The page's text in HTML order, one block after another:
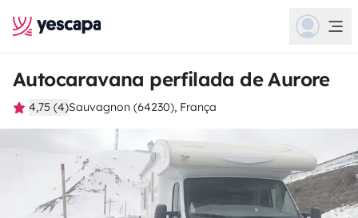
Autocaravana perfilada de Aurore
4,75 (4)Sauvagnon (64230), França